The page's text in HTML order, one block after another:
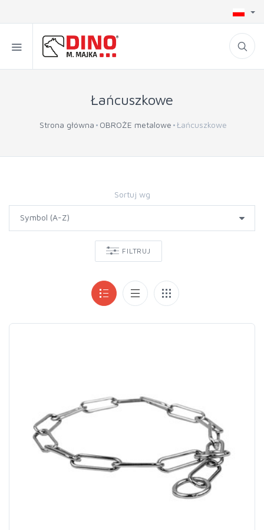
Łańcuszkowe
Strona główna OBROŻE metalowe Łańcuszkowe
Sortuj wg
FILTRUJ